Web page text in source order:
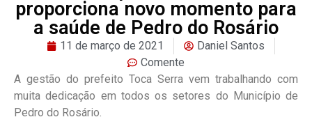
proporciona novo momento para
a saúde de Pedro do Rosário
11 de março de 2021
Daniel Santos
Comente
A gestão do prefeito Toca Serra vem trabalhando com
muita dedicação em todos os setores do Município de
Pedro do Rosário.